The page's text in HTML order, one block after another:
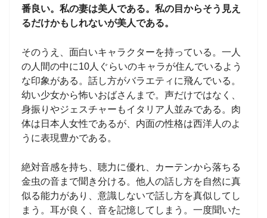
番良い。私の妻は美人である。私の目からそう見え
るだけかもしれないが美人である。
そのうえ、面白いキャラクターを持っている。一人
の人間の中に10人ぐらいのキャラが住んでいるよう
な印象がある。話し方がバラエティに飛んでいる。
幼い少女から怖いおばさんまで。声だけではなく、
身振りやジェスチャーもイタリア人並みである。肉
体は日本人女性であるが、内面の性格は西洋人のよ
うに表現豊かである。
絶対音感を持ち、聴力に優れ、カーテンから落ちる
金虫の音まで聞き分ける。他人の話し方を自然に真
似る能力があり、意識しないで話し方を真似してし
まう。耳が良く、音を記憶してしまう。一度聞いた